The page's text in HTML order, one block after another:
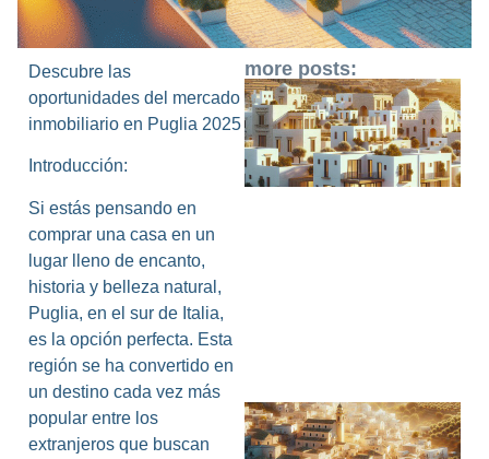
Descubre las
oportunidades del mercado
inmobiliario en Puglia 2025
Introducción:
Si estás pensando en
comprar una casa en un
lugar lleno de encanto,
historia y belleza natural,
Puglia, en el sur de Italia,
es la opción perfecta. Esta
región se ha convertido en
un destino cada vez más
popular entre los
extranjeros que buscan
more posts: